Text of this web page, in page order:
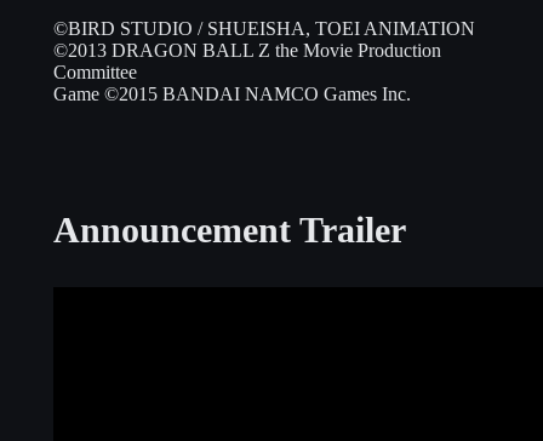
©BIRD STUDIO / SHUEISHA, TOEI ANIMATION
©2013 DRAGON BALL Z the Movie Production
Committee
Game ©2015 BANDAI NAMCO Games Inc.
Announcement Trailer